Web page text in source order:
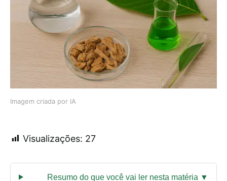
Imagem criada por IA
Visualizações: 27